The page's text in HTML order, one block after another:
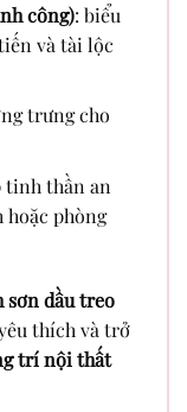
công): biểu
và tài lộc
trưng cho
tinh thần an
hoặc phòng
sơn dầu treo
thích và trở
trí nội thất